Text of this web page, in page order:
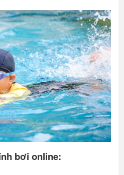
bơi online: